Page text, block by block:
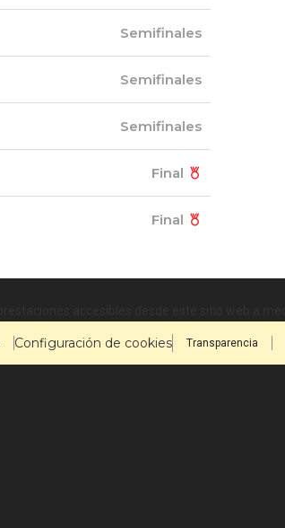
Semifinales
Semifinales
Semifinales
Final
Final
Configuración de cookies Transparencia